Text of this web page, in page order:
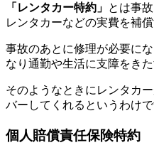
「レンタカー特約」 とは事
レンタカーなどの実費を補償
事故のあとに修理が必要に
なり通勤や生活に支障をき
そのようなときにレンタカ
バーしてくれるというわけで
個人賠償責任保険特約